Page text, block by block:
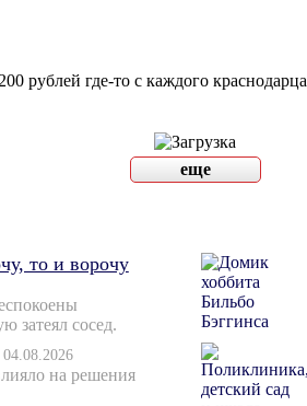
рублей где-то с каждого краснодарца
еще
то и ворочу
затеял сосед.
04.08.2026
на решения